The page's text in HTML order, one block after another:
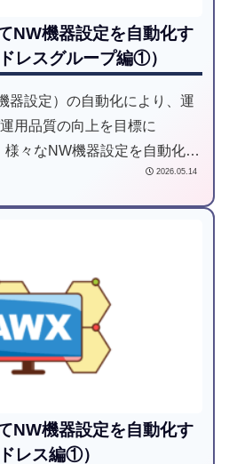
NW機器設定を自動化す
レスグループ編①）
器設定）の自動化により、運
用品質の向上を目標に
様々なNW機器設定を自動化し
2026.05.14
NW機器設定を自動化す
レス編①）